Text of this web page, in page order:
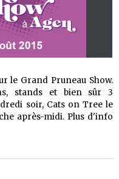
le Grand Pruneau Show.
stands et bien sûr 3
soir, Cats on Tree le
après-midi. Plus d'info